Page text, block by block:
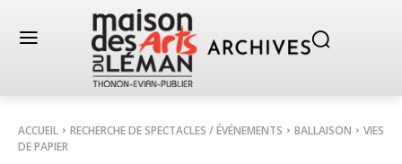
ACCUEIL RECHERCHE DE SPECTACLES / ÉVÉNEMENTS BALLAISON
VIES
DE PAPIER